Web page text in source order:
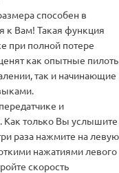
способен в
к Вам! Такая функция
при полной потере
как опытные
так и начинающие
и
Как только Вы услышите
раза нажмите на левую
нажатиями левого
скорость